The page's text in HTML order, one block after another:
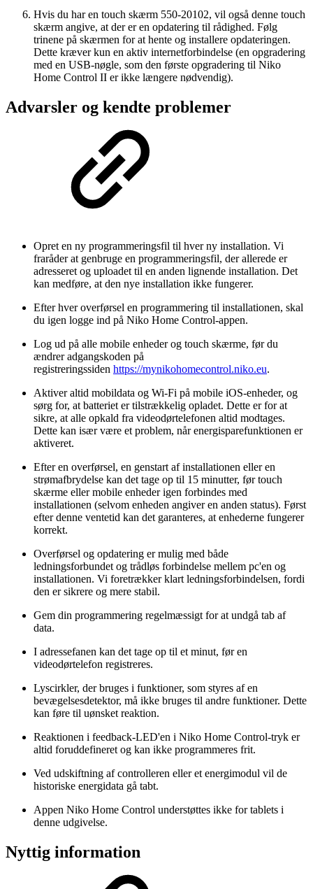
Hvis du har en touch skærm 550-20102, vil også denne touch
skærm angive, at der er en opdatering til rådighed. Følg
trinene på skærmen for at hente og installere opdateringen.
Dette kræver kun en aktiv internetforbindelse (en opgradering
med en USB-nøgle, som den første opgradering til Niko
Home Control II er ikke længere nødvendig).
Advarsler og kendte problemer
Opret en ny programmeringsfil til hver ny installation. Vi
fraråder at genbruge en programmeringsfil, der allerede er
adresseret og uploadet til en anden lignende installation. Det
kan medføre, at den nye installation ikke fungerer.
Efter hver overførsel en programmering til installationen, skal
du igen logge ind på Niko Home Control-appen.
Log ud på alle mobile enheder og touch skærme, før du
ændrer adgangskoden på
registreringssiden https://mynikohomecontrol.niko.eu.
Aktiver altid mobildata og Wi-Fi på mobile iOS-enheder, og
sørg for, at batteriet er tilstrækkelig opladet. Dette er for at
sikre, at alle opkald fra videodørtelefonen altid modtages.
Dette kan især være et problem, når energisparefunktionen er
aktiveret.
Efter en overførsel, en genstart af installationen eller en
strømafbrydelse kan det tage op til 15 minutter, før touch
skærme eller mobile enheder igen forbindes med
installationen (selvom enheden angiver en anden status). Først
efter denne ventetid kan det garanteres, at enhederne fungerer
korrekt.
Overførsel og opdatering er mulig med både
ledningsforbundet og trådløs forbindelse mellem pc'en og
installationen. Vi foretrækker klart ledningsforbindelsen, fordi
den er sikrere og mere stabil.
Gem din programmering regelmæssigt for at undgå tab af
data.
I adressefanen kan det tage op til et minut, før en
videodørtelefon registreres.
Lyscirkler, der bruges i funktioner, som styres af en
bevægelsesdetektor, må ikke bruges til andre funktioner. Dette
kan føre til uønsket reaktion.
Reaktionen i feedback-LED'en i Niko Home Control-tryk er
altid foruddefineret og kan ikke programmeres frit.
Ved udskiftning af controlleren eller et energimodul vil de
historiske energidata gå tabt.
Appen Niko Home Control understøttes ikke for tablets i
denne udgivelse.
Nyttig information